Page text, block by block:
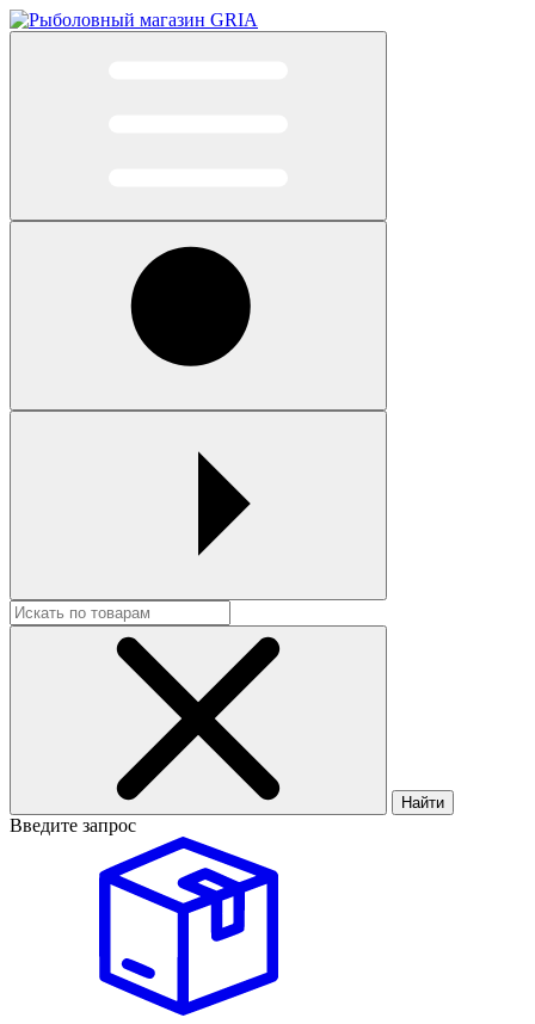
Найти
Введите запрос